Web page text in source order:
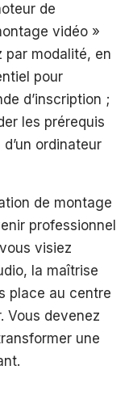
de
vidéo »
par modalité, en
pour
d’inscription ;
les prérequis
ordinateur
de montage
professionnel
visiez
la maîtrise
place au centre
Vous devenez
une